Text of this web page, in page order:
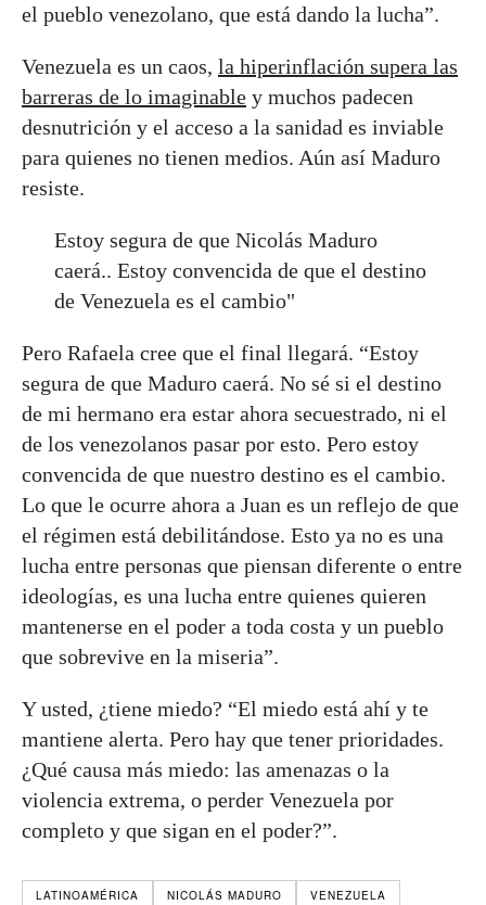
el pueblo venezolano, que está dando la lucha”.
Venezuela es un caos, la hiperinflación supera las
barreras de lo imaginable y muchos padecen
desnutrición y el acceso a la sanidad es inviable
para quienes no tienen medios. Aún así Maduro
resiste.
Estoy segura de que Nicolás Maduro
caerá.. Estoy convencida de que el destino
de Venezuela es el cambio"
Pero Rafaela cree que el final llegará. “Estoy
segura de que Maduro caerá. No sé si el destino
de mi hermano era estar ahora secuestrado, ni el
de los venezolanos pasar por esto. Pero estoy
convencida de que nuestro destino es el cambio.
Lo que le ocurre ahora a Juan es un reflejo de que
el régimen está debilitándose. Esto ya no es una
lucha entre personas que piensan diferente o entre
ideologías, es una lucha entre quienes quieren
mantenerse en el poder a toda costa y un pueblo
que sobrevive en la miseria”.
Y usted, ¿tiene miedo? “El miedo está ahí y te
mantiene alerta. Pero hay que tener prioridades.
¿Qué causa más miedo: las amenazas o la
violencia extrema, o perder Venezuela por
completo y que sigan en el poder?”.
LATINOAMÉRICA NICOLÁS MADURO VENEZUELA